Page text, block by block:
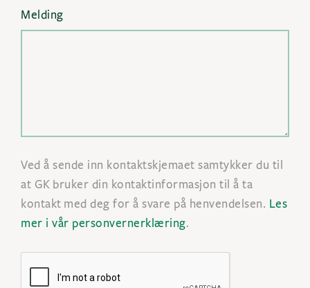
Melding
Ved å sende inn kontaktskjemaet samtykker du til
at GK bruker din kontaktinformasjon til å ta
kontakt med deg for å svare på henvendelsen. Les
mer i vår personvernerklæring.